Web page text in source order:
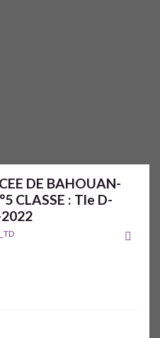
DE BAHOUAN-
CLASSE : Tle D-
2022